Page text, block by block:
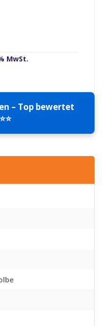
MwSt.
– Top bewertet